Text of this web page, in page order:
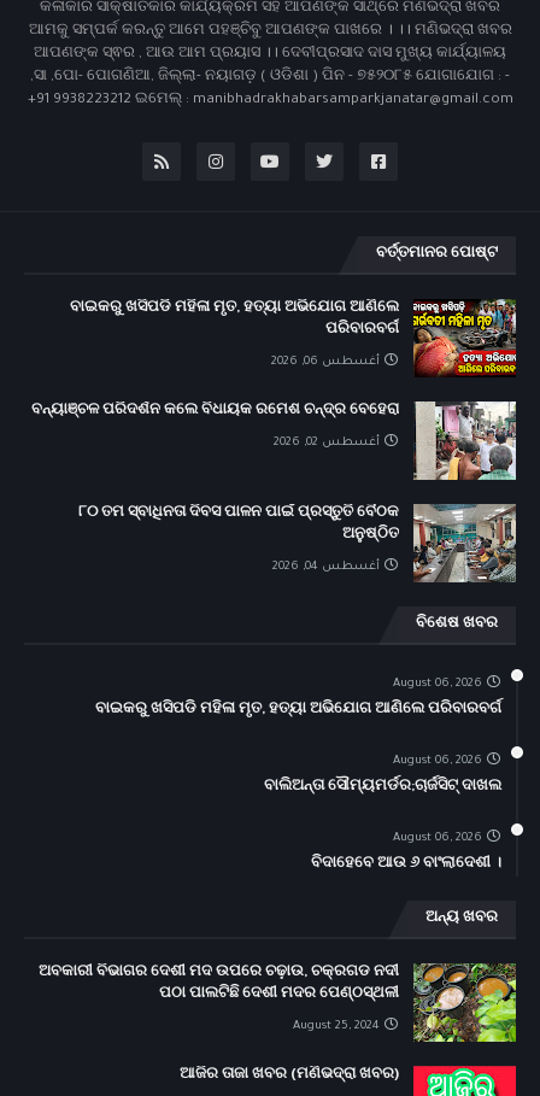
କଳାକାର ସାକ୍ଷାତକାର କାର୍ଯ୍ୟକ୍ରମ ସହ ଆପଣଙ୍କ ସାଥ୍‌ରେ ମଣିଭଦ୍ରା ଖବର
ଆମକୁ ସମ୍ପର୍କ କରନ୍ତୁ ଆମେ ପହଞ୍ଚିବୁ ଆପଣଙ୍କ ପାଖରେ । ।। ମଣିଭଦ୍ରା ଖବର
ଆପଣଙ୍କ ସ୍ଵର , ଆଉ ଆମ ପ୍ରୟାସ ।। ଦେବୀପ୍ରସାଦ ଦାସ ମୁଖ୍ୟ କାର୍ଯ୍ୟାଳୟ
,ସା ,ପୋ- ପୋଗଣିଆ, ଜିଲ୍ଲା- ନୟାଗଡ଼ ( ଓଡିଶା ) ପିନ - ୭୫୨୦୮୫ ଯୋଗାଯୋଗ : -
+91 9938223212 ଇମେଲ୍ : manibhadrakhabarsamparkjanatar@gmail.com
ବର୍ତ୍ତମାନର ପୋଷ୍ଟ
ବାଇକରୁ ଖସିପଡି ମହିଳା ମୃତ, ହତ୍ୟା ଅଭିଯୋଗ ଆଣିଲେ
ପରିବାରବର୍ଗ
أغسطس 06, 2026
ବନ୍ୟାଞ୍ଚଳ ପରିଦର୍ଶନ କଲେ ବିଧାୟକ ରମେଶ ଚନ୍ଦ୍ର ବେହେରା
أغسطس 02, 2026
୮୦ ତମ ସ୍ବାଧିନତା ଦିବସ ପାଳନ ପାଇଁ ପ୍ରସ୍ତୁତି ବୈଠକ
ଅନୁଷ୍ଠିତ
أغسطس 04, 2026
ବିଶେଷ ଖବର
August 06, 2026
ବାଇକରୁ ଖସିପଡି ମହିଳା ମୃତ, ହତ୍ୟା ଅଭିଯୋଗ ଆଣିଲେ ପରିବାରବର୍ଗ
August 06, 2026
ବାଲିଅନ୍ତା ସୌମ୍ୟମର୍ଡର;ଚାର୍ଜସିଟ୍ ଦାଖଲ
August 06, 2026
ବିଦାହେବେ ଆଉ ୬ ବାଂଲାଦେଶୀ ।
ଅନ୍ୟ ଖବର
ଅବକାରୀ ବିଭାଗର ଦେଶୀ ମଦ ଉପରେ ଚଢ଼ାଉ, ଚକ୍ରଗଡ ନଦୀ
ପଠା ପାଲଟିଛି ଦେଶୀ ମଦର ପେଣ୍ଠସ୍ଥଳୀ
August 25, 2024
ଆଜିର ତାଜା ଖବର (ମଣିଭଦ୍ରା ଖବର)